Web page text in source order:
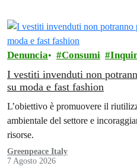
Denuncia Consumi
I vestiti invenduti non
su moda e fast fashion
L’obiettivo è promuovere il
ambientale del settore e
risorse.
Greenpeace Italy
7 Agosto 2026